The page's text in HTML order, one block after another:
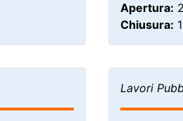
Apertura:
Chiusura:
Lavori